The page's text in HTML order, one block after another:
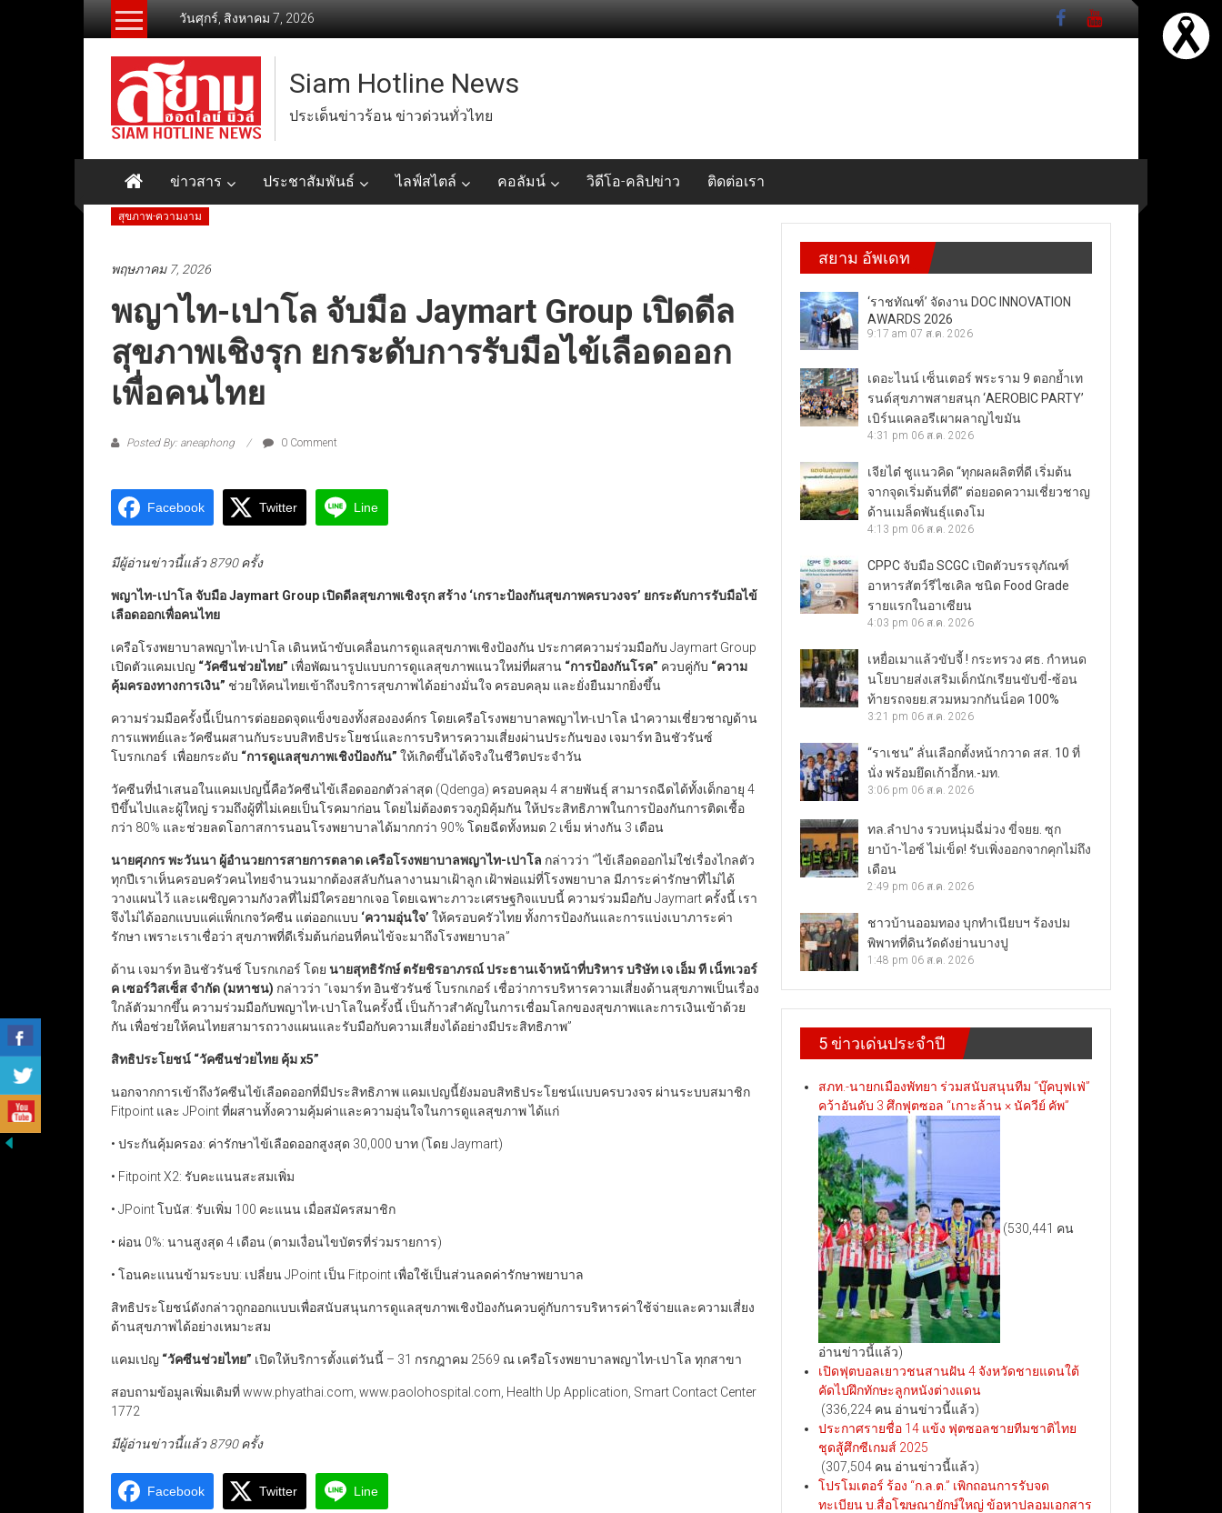
วันศุกร์, สิงหาคม 7, 2026
Siam Hotline News
ประเด็นข่าวร้อน ข่าวด่วนทั่วไทย
ข่าวสาร ประชาสัมพันธ์ ไลฟ์สไตล์ คอลัมน์ วิดีโอ-คลิปข่าว ติดต่อเรา
สุขภาพ-ความงาม
พฤษภาคม 7, 2026
พญาไท-เปาโล จับมือ Jaymart Group เปิดดีล
สุขภาพเชิงรุก ยกระดับการรับมือไข้เลือดออก
เพื่อคนไทย
Posted By: aneaphong 0 Comment
Facebook Twitter Line
มีผู้อ่านข่าวนี้แล้ว 8790 ครั้ง
พญาไท-เปาโล จับมือ Jaymart Group เปิดดีลสุขภาพเชิงรุก สร้าง ‘เกราะป้องกันสุขภาพครบวงจร’ ยกระดับการรับมือไข้
เลือดออกเพื่อคนไทย
เครือโรงพยาบาลพญาไท-เปาโล เดินหน้าขับเคลื่อนการดูแลสุขภาพเชิงป้องกัน ประกาศความร่วมมือกับ Jaymart Group
เปิดตัวแคมเปญ “วัคซีนช่วยไทย” เพื่อพัฒนารูปแบบการดูแลสุขภาพแนวใหม่ที่ผสาน “การป้องกันโรค” ควบคู่กับ “ความ
คุ้มครองทางการเงิน” ช่วยให้คนไทยเข้าถึงบริการสุขภาพได้อย่างมั่นใจ ครอบคลุม และยั่งยืนมากยิ่งขึ้น
ความร่วมมือครั้งนี้เป็นการต่อยอดจุดแข็งของทั้งสององค์กร โดยเครือโรงพยาบาลพญาไท-เปาโล นำความเชี่ยวชาญด้าน
การแพทย์และวัคซีนผสานกับระบบสิทธิประโยชน์และการบริหารความเสี่ยงผ่านประกันของ เจมาร์ท อินชัวรันซ์
โบรกเกอร์ เพื่อยกระดับ “การดูแลสุขภาพเชิงป้องกัน” ให้เกิดขึ้นได้จริงในชีวิตประจำวัน
วัคซีนที่นำเสนอในแคมเปญนี้คือวัคซีนไข้เลือดออกตัวล่าสุด (Qdenga) ครอบคลุม 4 สายพันธุ์ สามารถฉีดได้ทั้งเด็กอายุ 4
ปีขึ้นไปและผู้ใหญ่ รวมถึงผู้ที่ไม่เคยเป็นโรคมาก่อน โดยไม่ต้องตรวจภูมิคุ้มกัน ให้ประสิทธิภาพในการป้องกันการติดเชื้อ
กว่า 80% และช่วยลดโอกาสการนอนโรงพยาบาลได้มากกว่า 90% โดยฉีดทั้งหมด 2 เข็ม ห่างกัน 3 เดือน
นายศุภกร พะวันนา ผู้อำนวยการสายการตลาด เครือโรงพยาบาลพญาไท-เปาโล กล่าวว่า “ไข้เลือดออกไม่ใช่เรื่องไกลตัว
ทุกปีเราเห็นครอบครัวคนไทยจำนวนมากต้องสลับกันลางานมาเฝ้าลูก เฝ้าพ่อแม่ที่โรงพยาบาล มีภาระค่ารักษาที่ไม่ได้
วางแผนไว้ และเผชิญความกังวลที่ไม่มีใครอยากเจอ โดยเฉพาะภาวะเศรษฐกิจแบบนี้ ความร่วมมือกับ Jaymart ครั้งนี้ เรา
จึงไม่ได้ออกแบบแค่แพ็กเกจวัคซีน แต่ออกแบบ ‘ความอุ่นใจ’ ให้ครอบครัวไทย ทั้งการป้องกันและการแบ่งเบาภาระค่า
รักษา เพราะเราเชื่อว่า สุขภาพที่ดีเริ่มต้นก่อนที่คนไข้จะมาถึงโรงพยาบาล”
ด้าน เจมาร์ท อินชัวรันซ์ โบรกเกอร์ โดย นายสุทธิรักษ์ ตรัยชิรอาภรณ์ ประธานเจ้าหน้าที่บริหาร บริษัท เจ เอ็ม ที เน็ทเวอร์
ค เซอร์วิสเซ็ส จำกัด (มหาชน) กล่าวว่า “เจมาร์ท อินชัวรันซ์ โบรกเกอร์ เชื่อว่าการบริหารความเสี่ยงด้านสุขภาพเป็นเรื่อง
ใกล้ตัวมากขึ้น ความร่วมมือกับพญาไท-เปาโลในครั้งนี้ เป็นก้าวสำคัญในการเชื่อมโลกของสุขภาพและการเงินเข้าด้วย
กัน เพื่อช่วยให้คนไทยสามารถวางแผนและรับมือกับความเสี่ยงได้อย่างมีประสิทธิภาพ”
สิทธิประโยชน์ “วัคซีนช่วยไทย คุ้ม x5”
นอกจากการเข้าถึงวัคซีนไข้เลือดออกที่มีประสิทธิภาพ แคมเปญนี้ยังมอบสิทธิประโยชน์แบบครบวงจร ผ่านระบบสมาชิก
Fitpoint และ JPoint ที่ผสานทั้งความคุ้มค่าและความอุ่นใจในการดูแลสุขภาพ ได้แก่
• ประกันคุ้มครอง: ค่ารักษาไข้เลือดออกสูงสุด 30,000 บาท (โดย Jaymart)
• Fitpoint X2: รับคะแนนสะสมเพิ่ม
• JPoint โบนัส: รับเพิ่ม 100 คะแนน เมื่อสมัครสมาชิก
• ผ่อน 0%: นานสูงสุด 4 เดือน (ตามเงื่อนไขบัตรที่ร่วมรายการ)
• โอนคะแนนข้ามระบบ: เปลี่ยน JPoint เป็น Fitpoint เพื่อใช้เป็นส่วนลดค่ารักษาพยาบาล
สิทธิประโยชน์ดังกล่าวถูกออกแบบเพื่อสนับสนุนการดูแลสุขภาพเชิงป้องกันควบคู่กับการบริหารค่าใช้จ่ายและความเสี่ยง
ด้านสุขภาพได้อย่างเหมาะสม
แคมเปญ “วัคซีนช่วยไทย” เปิดให้บริการตั้งแต่วันนี้ – 31 กรกฎาคม 2569 ณ เครือโรงพยาบาลพญาไท-เปาโล ทุกสาขา
สอบถามข้อมูลเพิ่มเติมที่ www.phyathai.com, www.paolohospital.com, Health Up Application, Smart Contact Center
1772
มีผู้อ่านข่าวนี้แล้ว 8790 ครั้ง
Facebook Twitter Line
สยาม อัพเดท
‘ราชทัณฑ์’ จัดงาน DOC INNOVATION
AWARDS 2026
9:17 am 07 ส.ค. 2026
เดอะไนน์ เซ็นเตอร์ พระราม 9 ตอกย้ำเท
รนด์สุขภาพสายสนุก ‘AEROBIC PARTY’
เบิร์นแคลอรีเผาผลาญไขมัน
4:31 pm 06 ส.ค. 2026
เจียไต๋ ชูแนวคิด “ทุกผลผลิตที่ดี เริ่มต้น
จากจุดเริ่มต้นที่ดี” ต่อยอดความเชี่ยวชาญ
ด้านเมล็ดพันธุ์แตงโม
4:13 pm 06 ส.ค. 2026
CPPC จับมือ SCGC เปิดตัวบรรจุภัณฑ์
อาหารสัตว์รีไซเคิล ชนิด Food Grade
รายแรกในอาเซียน
4:03 pm 06 ส.ค. 2026
เหยื่อเมาแล้วขับจี้ ! กระทรวง ศธ. กำหนด
นโยบายส่งเสริมเด็กนักเรียนขับขี่-ซ้อน
ท้ายรถจยย.สวมหมวกกันน็อค 100%
3:21 pm 06 ส.ค. 2026
“ราเชน” ลั่นเลือกตั้งหน้ากวาด สส. 10 ที่
นั่ง พร้อมยึดเก้าอี้กห.-มท.
3:06 pm 06 ส.ค. 2026
ทล.ลำปาง รวบหนุ่มฉี่ม่วง ขี่จยย. ซุก
ยาบ้า-ไอซ์ ไม่เข็ด! รับเพิ่งออกจากคุกไม่ถึง
เดือน
2:49 pm 06 ส.ค. 2026
ชาวบ้านออมทอง บุกทำเนียบฯ ร้องปม
พิพาทที่ดินวัดดังย่านบางปู
1:48 pm 06 ส.ค. 2026
5 ข่าวเด่นประจำปี
สภท.-นายกเมืองพัทยา ร่วมสนับสนุนทีม “บุ๊คบุฟเฟ่”
คว้าอันดับ 3 ศึกฟุตซอล “เกาะล้าน × นัควีย์ คัพ”
(530,441 คน
อ่านข่าวนี้แล้ว)
เปิดฟุตบอลเยาวชนสานฝัน 4 จังหวัดชายแดนใต้
คัดไปฝึกทักษะลูกหนังต่างแดน
(336,224 คน อ่านข่าวนี้แล้ว)
ประกาศรายชื่อ 14 แข้ง ฟุตซอลชายทีมชาติไทย
ชุดสู้ศึกซีเกมส์ 2025
(307,504 คน อ่านข่าวนี้แล้ว)
โปรโมเตอร์ ร้อง “ก.ล.ต.” เพิกถอนการรับจด
ทะเบียน บ.สื่อโฆษณายักษ์ใหญ่ ข้อหาปลอมเอกสาร